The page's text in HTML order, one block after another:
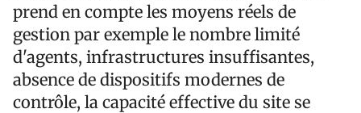
prend en compte les moyens réels de
gestion par exemple le nombre limité
d'agents, infrastructures insuffisantes,
absence de dispositifs modernes de
contrôle, la capacité effective du site se